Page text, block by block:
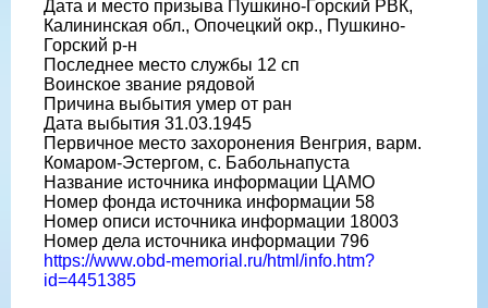
Дата и место призыва Пушкино-Горский РВК,
Калининская обл., Опочецкий окр., Пушкино-
Горский р-н
Последнее место службы 12 сп
Воинское звание рядовой
Причина выбытия умер от ран
Дата выбытия 31.03.1945
Первичное место захоронения Венгрия, варм.
Комаром-Эстергом, с. Бабольнапуста
Название источника информации ЦАМО
Номер фонда источника информации 58
Номер описи источника информации 18003
Номер дела источника информации 796
https://www.obd-memorial.ru/html/info.htm?
id=4451385